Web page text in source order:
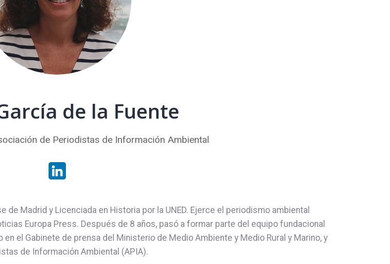
de la Fuente
de Periodistas de Información Ambiental
Madrid y Licenciada en Historia por la UNED. Ejerce el periodismo ambiental
Europa Press. Después de 8 años, pasó a formar parte del equipo fundacional
el Gabinete de prensa del Ministerio de Medio Ambiente y Medio Rural y Marino, y
de Información Ambiental (APIA).